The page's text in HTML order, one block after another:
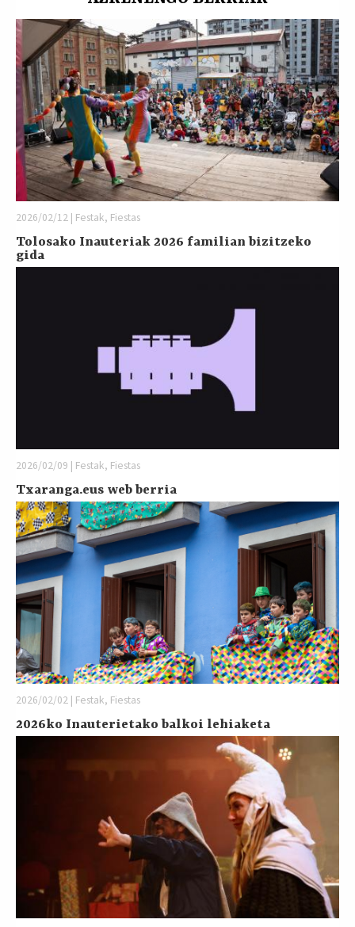
2026/02/12 | Festak, Fiestas
Tolosako Inauteriak 2026 familian bizitzeko
gida
2026/02/09 | Festak, Fiestas
Txaranga.eus web berria
2026/02/02 | Festak, Fiestas
2026ko Inauterietako balkoi lehiaketa